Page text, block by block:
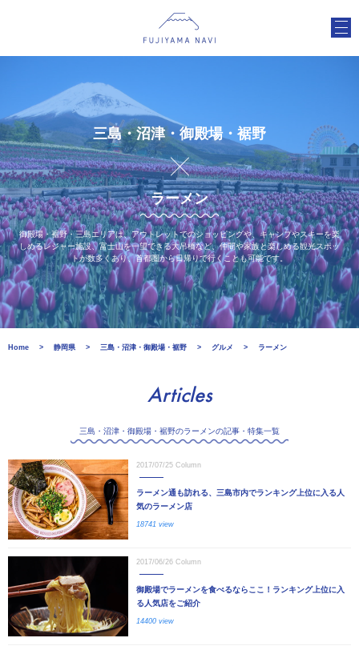
三島・沼津・御殿場・裾野
ラーメン
御殿場・裾野・三島エリアは、アウトレットでのショッピングや、キャンプやスキーを楽
しめるレジャー施設、富士山を一望できる大吊橋など、仲間や家族と楽しめる観光スポッ
トが数多くあり、首都圏から日帰りで行くことも可能です。
Home 静岡県 三島・沼津・御殿場・裾野 グルメ ラーメン
Articles
三島・沼津・御殿場・裾野のラーメンの記事・特集一覧
2017/07/25 Column
ラーメン通も訪れる、三島市内でランキング上位に入る人
気のラーメン店
18741 view
2017/06/26 Column
御殿場でラーメンを食べるならここ！ランキング上位に入
る人気店をご紹介
14400 view